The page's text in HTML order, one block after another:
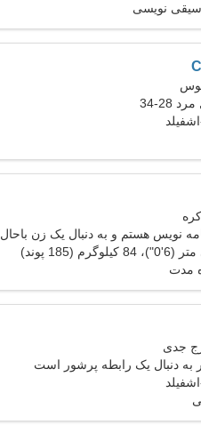
نویسی
28-34
نویس هستم و به دنبال یک زن باحال
مدت
به دنبال یک رابطه پرشور است